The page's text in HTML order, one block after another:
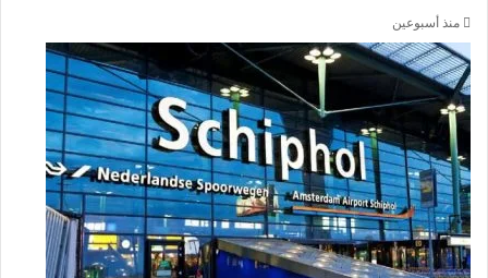
منذ أسبوعين